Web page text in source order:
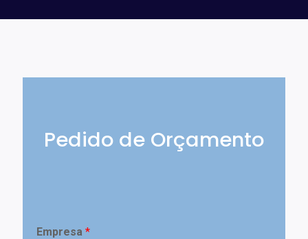
Pedido de Orçamento
Empresa*